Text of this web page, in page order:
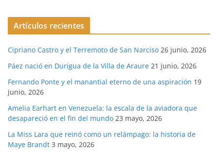
Artículos recientes
Cipriano Castro y el Terremoto de San Narciso 26 junio, 2026
Páez nació en Durigua de la Villa de Araure 21 junio, 2026
Fernando Ponte y el manantial eterno de una aspiración 19
junio, 2026
Amelia Earhart en Venezuela: la escala de la aviadora que
desapareció en el fin del mundo 23 mayo, 2026
La Miss Lara que reinó como un relámpago: la historia de
Maye Brandt 3 mayo, 2026